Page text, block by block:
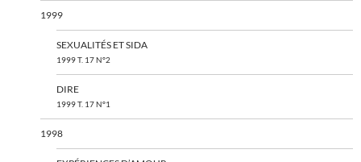
1999
SEXUALITÉS ET SIDA
1999 T. 17 N°2
DIRE
1999 T. 17 N°1
1998